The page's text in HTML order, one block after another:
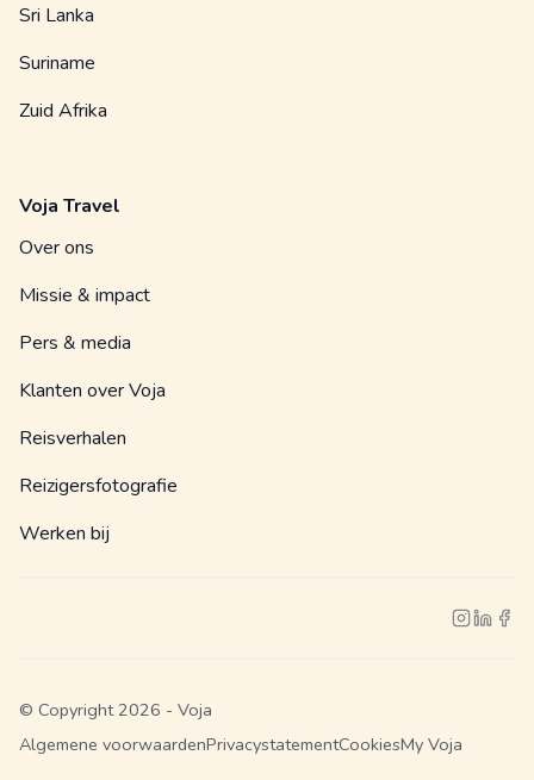
Sri Lanka
Suriname
Zuid Afrika
Voja Travel
Over ons
Missie & impact
Pers & media
Klanten over Voja
Reisverhalen
Reizigersfotografie
Werken bij
© Copyright 2026 - Voja
Algemene voorwaardenPrivacystatementCookiesMy Voja